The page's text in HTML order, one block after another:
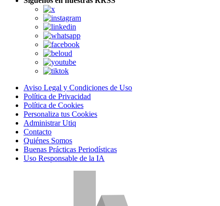
Aviso Legal y Condiciones de Uso
Política de Privacidad
Política de Cookies
Personaliza tus Cookies
Administrar Utiq
Contacto
Quiénes Somos
Buenas Prácticas Periodísticas
Uso Responsable de la IA